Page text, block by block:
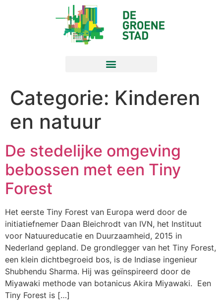
Categorie: Kinderen
en natuur
De stedelijke omgeving
bebossen met een Tiny
Forest
Het eerste Tiny Forest van Europa werd door de
initiatiefnemer Daan Bleichrodt van IVN, het Instituut
voor Natuureducatie en Duurzaamheid, 2015 in
Nederland gepland. De grondlegger van het Tiny Forest,
een klein dichtbegroeid bos, is de Indiase ingenieur
Shubhendu Sharma. Hij was geïnspireerd door de
Miyawaki methode van botanicus Akira Miyawaki. Een
Tiny Forest is […]